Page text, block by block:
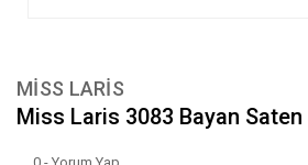
MİSS LARİS
Miss Laris 3083 Bayan Saten